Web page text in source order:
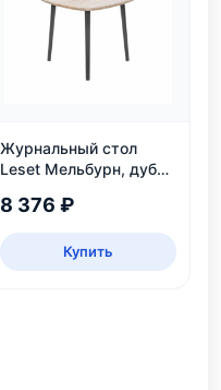
Журнальный стол
Leset Мельбурн, дуб
8 376 ₽
Купить